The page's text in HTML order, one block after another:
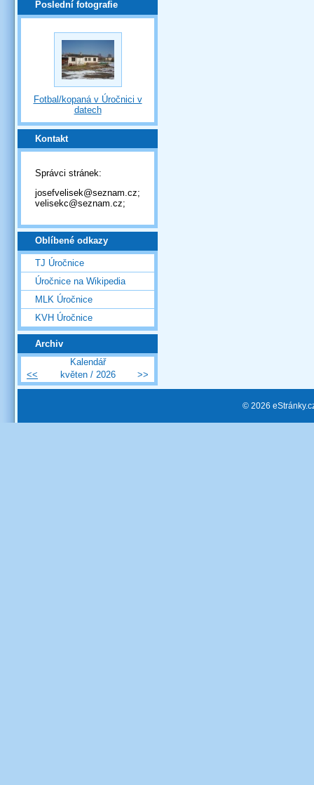
Poslední fotografie
Fotbal/kopaná v Úročnici v
datech
Kontakt
Správci stránek:
josefvelisek@seznam.cz;
velisekc@seznam.cz;
Oblíbené odkazy
TJ Úročnice
Úročnice na Wikipedia
MLK Úročnice
KVH Úročnice
Archiv
Kalendář
<<
květen / 2026 >>
© 2026